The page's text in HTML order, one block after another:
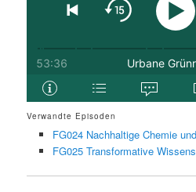
Verwandte Episoden
FG024 Nachhaltige Chemie
FG025 Transformative